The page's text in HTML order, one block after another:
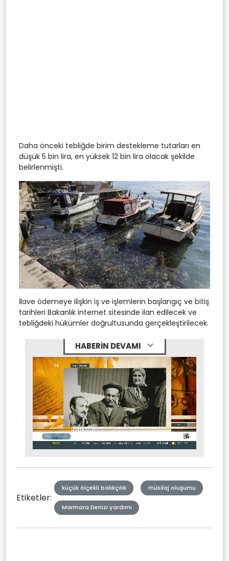
Daha önceki tebliğde birim destekleme tutarları en
düşük 5 bin lira, en yüksek 12 bin lira olacak şekilde
belirlenmişti.
İlave ödemeye ilişkin iş ve işlemlerin başlangıç ve bitiş
tarihleri Bakanlık internet sitesinde ilan edilecek ve
tebliğdeki hükümler doğrultusunda gerçekleştirilecek.
HABERİN DEVAMI
Mute Stream
Etiketler:
küçük ölçekli balıkçılık müsilaj oluşumu
Marmara Denizi yardımı